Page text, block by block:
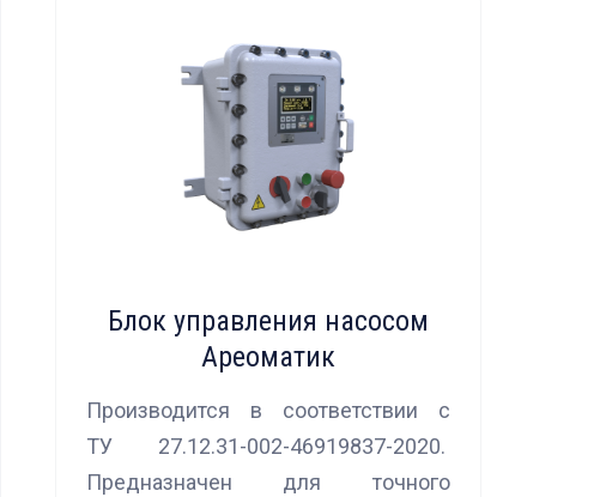
Блок управления насосом
Ареоматик
Производится в соответствии с
ТУ 27.12.31-002-46919837-2020.
Предназначен для точного